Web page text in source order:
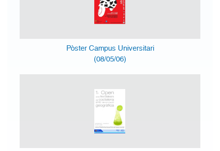
Pòster Campus Universitari
(08/05/06)